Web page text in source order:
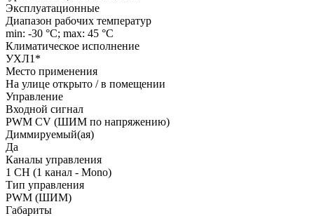
Эксплуатационные
Диапазон рабочих температур
min: -30 °C; max: 45 °C
Климатическое исполнение
УХЛ1*
Место применения
На улице открыто / в помещении
Управление
Входной сигнал
PWM СV (ШИМ по напряжению)
Диммируемый(ая)
Да
Каналы управления
1 CH (1 канал - Mono)
Тип управления
PWM (ШИМ)
Габариты